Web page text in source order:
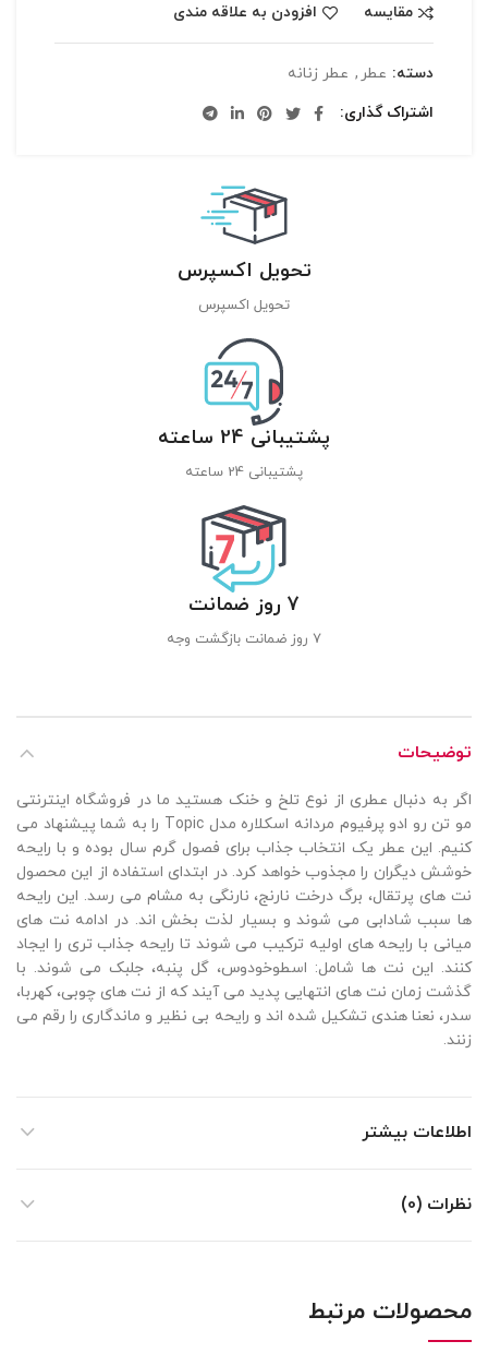
مقایسه افزودن به علاقه مندی
دسته: عطر , عطر زنانه
اشتراک گذاری
تحویل اکسپرس
تحویل اکسپرس
پشتیبانی 24 ساعته
پشتیبانی 24 ساعته
7 روز ضمانت
7 روز ضمانت بازگشت وجه
توضیحات
اگر به دنبال عطری از نوع تلخ و خنک هستید ما در فروشگاه اینترنتی
مو تن رو ادو پرفیوم مردانه اسکلاره مدل Topic را به شما پیشنهاد می
کنیم. این عطر یک انتخاب جذاب برای فصول گرم سال بوده و با رایحه
خوشش دیگران را مجذوب خواهد کرد. در ابتدای استفاده از این محصول
نت های پرتقال، برگ درخت نارنج، نارنگی به مشام می رسد. این رایحه
ها سبب شادابی می شوند و بسیار لذت بخش اند. در ادامه نت های
میانی با رایحه های اولیه ترکیب می شوند تا رایحه جذاب تری را ایجاد
کنند. این نت ها شامل: اسطوخودوس، گل پنبه، جلبک می شوند. با
گذشت زمان نت های انتهایی پدید می آیند که از نت های چوبی، کهربا،
سدر، نعنا هندی تشکیل شده اند و رایحه بی نظیر و ماندگاری را رقم می
زنند.
اطلاعات بیشتر
نظرات (0)
محصولات مرتبط